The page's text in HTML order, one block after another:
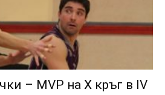
– MVP на X кръг в IV